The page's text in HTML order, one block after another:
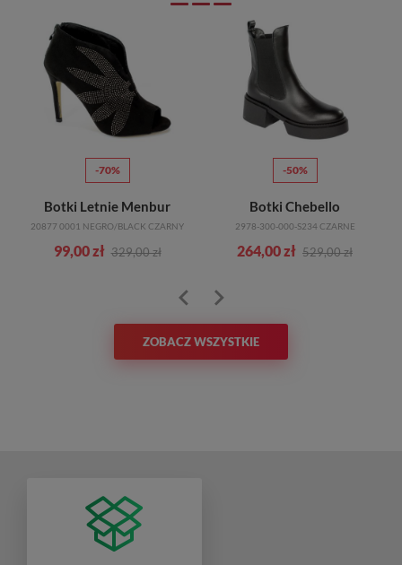
-70%
Botki Letnie Menbur
20877 0001 NEGRO/BLACK CZARNY
99,00 zł 329,00 zł
-50%
Botki Chebello
2978-300-000-S234 CZARNE
264,00 zł 529,00 zł
ZOBACZ WSZYSTKIE